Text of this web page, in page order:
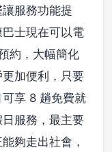
服務功能提
士現在可以電
約，大幅簡化
加便利，只要
享 8 趟免費就
服務，最主要
夠走出社會，